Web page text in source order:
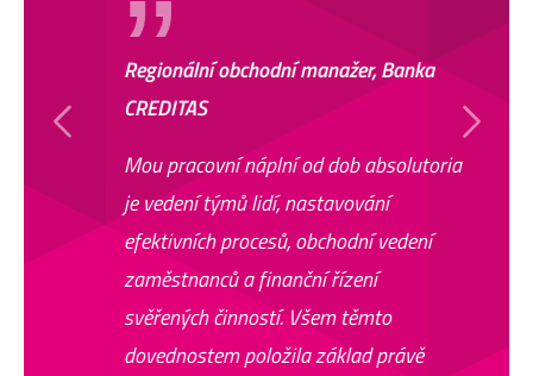
Regionální obchodní manažer, Banka
CREDITAS
Mou pracovní náplní od dob absolutoria
je vedení týmů lidí, nastavování
efektivních procesů, obchodní vedení
zaměstnanců a finanční řízení
svěřených činností. Všem těmto
dovednostem položila základ právě
Předchozí